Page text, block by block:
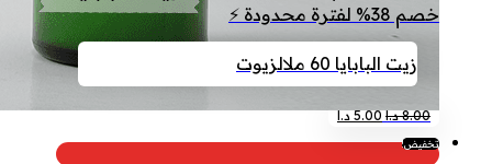
خصم 38% لفترة محدودة ⚡
زيت البابايا 60 مل الزيوت
8.00 د.االسعر
5.00 د.االسعر
تخفيض!